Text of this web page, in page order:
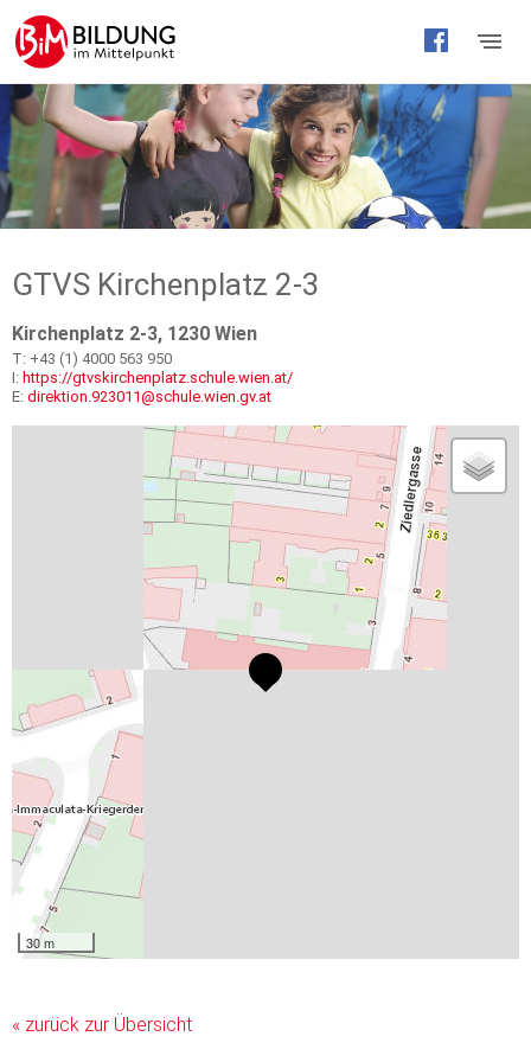
Barrierefreie
Bedienung
der
Webseite
GTVS Kirchenplatz 2-3
Kirchenplatz 2-3, 1230 Wien
T: +43 (1) 4000 563 950
I: https://gtvskirchenplatz.schule.wien.at/
E: direktion.923011@schule.wien.gv.at
30 m
« zurück zur Übersicht